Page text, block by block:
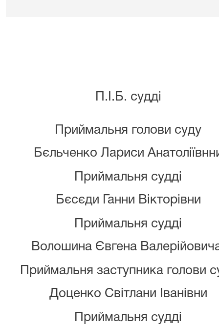
П.І.Б. судді
Приймальня голови суду
Бєльченко Лариси
Приймальня судді
Бєсєди Ганни Вікторівни
Приймальня судді
Волошина Євгена
Приймальня заступника голови
Доценко Світлани Іванівни
Приймальня судді